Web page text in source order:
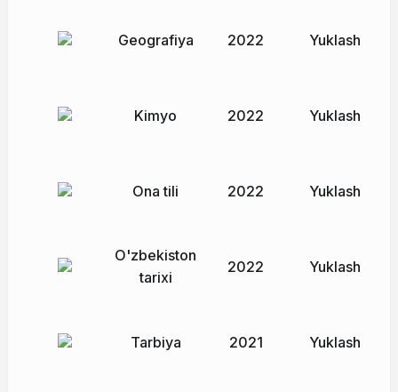
Geografiya 2022 Yuklash
Kimyo 2022 Yuklash
Ona tili 2022 Yuklash
O'zbekiston
tarixi
2022 Yuklash
Tarbiya 2021 Yuklash